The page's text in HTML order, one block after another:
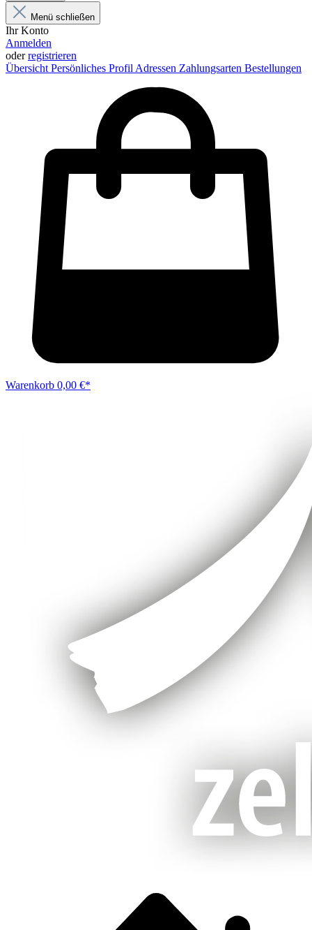
Menü schließen
Ihr Konto
Anmelden
oderregistrieren
Übersicht Persönliches Profil Adressen Zahlungsarten Bestellungen
Warenkorb 0,00 €*